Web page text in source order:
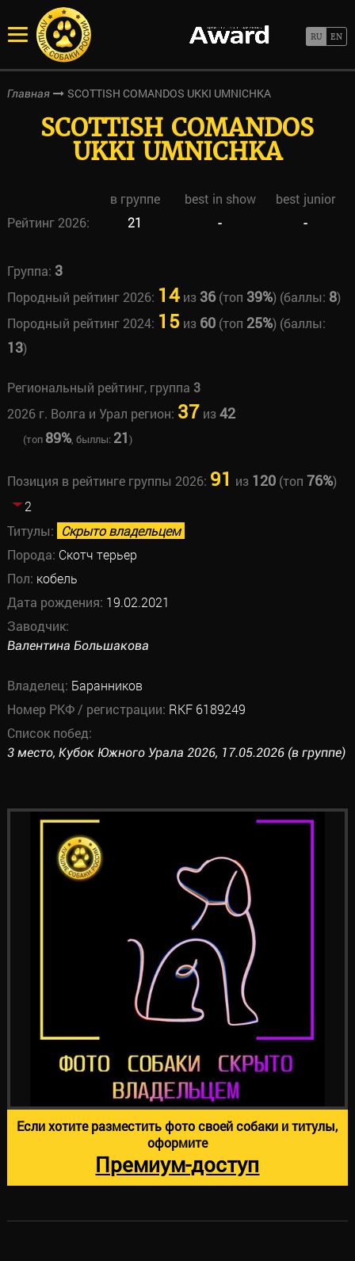
Главная SCOTTISH COMANDOS UKKI UMNICHKA
SCOTTISH COMANDOS
UKKI UMNICHKA
в группе best in show
best junior
Рейтинг 2026:
21 - -
Группа: 3
Породный рейтинг 2026: 14из 36(топ 39%) (баллы: 8)
Породный рейтинг 2024: 15из 60(топ 25%) (баллы:
13)
Региональный рейтинг, группа 3
2026 г. Волга и Урал регион: 37 из42
(топ 89%, быллы: 21)
Позиция в рейтинге группы 2026: 91 из 120(топ 76%)
2
Титулы: Скрыто владельцем
Порода: Скотч терьер
Пол: кобель
Дата рождения: 19.02.2021
Заводчик:
Валентина Большакова
Владелец: Баранников
Номер РКФ / регистрации: RKF 6189249
Список побед:
3 место, Кубок Южного Урала 2026, 17.05.2026 (в группе)
Если хотите разместить фото своей собаки и титулы,
оформите
Премиум-доступ